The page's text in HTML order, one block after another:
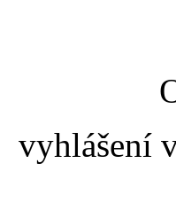
vyhlášení